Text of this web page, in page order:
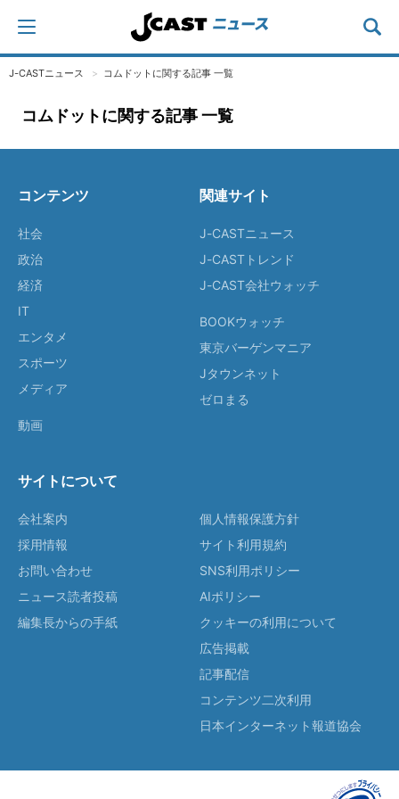
J-CASTニュース コムドットに関する記事 一覧
コムドットに関する記事 一覧
コンテンツ
社会
政治
経済
IT
エンタメ
スポーツ
メディア
動画
関連サイト
J-CASTニュース
J-CASTトレンド
J-CAST会社ウォッチ
BOOKウォッチ
東京バーゲンマニア
Jタウンネット
ゼロまる
サイトについて
会社案内
採用情報
お問い合わせ
ニュース読者投稿
編集長からの手紙
個人情報保護方針
サイト利用規約
SNS利用ポリシー
AIポリシー
クッキーの利用について
広告掲載
記事配信
コンテンツ二次利用
日本インターネット報道協会